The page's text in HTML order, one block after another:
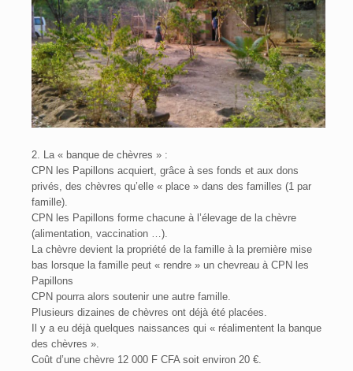
2. La « banque de chèvres » :
CPN les Papillons acquiert, grâce à ses fonds et aux dons
privés, des chèvres qu’elle « place » dans des familles (1 par
famille).
CPN les Papillons forme chacune à l’élevage de la chèvre
(alimentation, vaccination …).
La chèvre devient la propriété de la famille à la première mise
bas lorsque la famille peut « rendre » un chevreau à CPN les
Papillons
CPN pourra alors soutenir une autre famille.
Plusieurs dizaines de chèvres ont déjà été placées.
Il y a eu déjà quelques naissances qui « réalimentent la banque
des chèvres ».
Coût d’une chèvre 12 000 F CFA soit environ 20 €.